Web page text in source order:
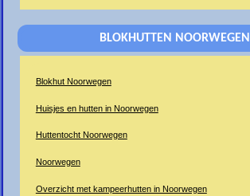
BLOKHUTTEN NOORWEGEN
Blokhut Noorwegen
Huisjes en hutten in Noorwegen
Huttentocht Noorwegen
Noorwegen
Overzicht met kampeerhutten in Noorwegen